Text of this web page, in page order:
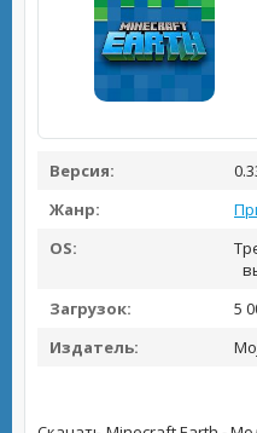
Версия:
Жанр:
OS:
Загрузок:
5
Издатель: